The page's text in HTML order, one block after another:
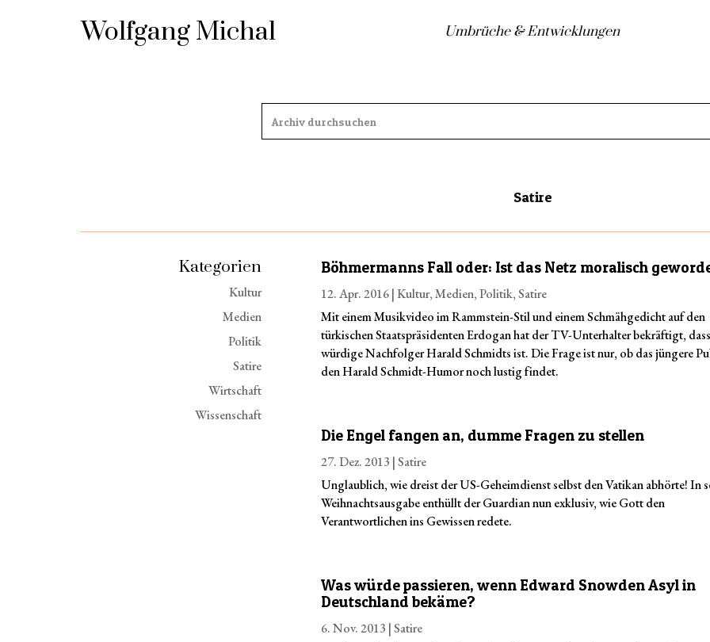
Wolfgang Michal Umbrüche & Entwicklungen
Satire
Kategorien
Kultur
Medien
Politik
Satire
Wirtschaft
Wissenschaft
Böhmermanns Fall oder: Ist das Netz moralisch
12. Apr. 2016|Kultur,Medien,Politik,Satire
Mit einem Musikvideo im Rammstein-Stil und einem Schmähgedicht auf den
türkischen Staatspräsidenten Erdogan hat der TV-Unterhalter bekräftigt,
würdige Nachfolger Harald Schmidts ist. Die Frage ist nur, ob das jüngere
den Harald Schmidt-Humor noch lustig findet.
Die Engel fangen an, dumme Fragen zu stellen
27. Dez. 2013 |Satire
Unglaublich, wie dreist der US-Geheimdienst selbst den Vatikan abhörte! In
Weihnachtsausgabe enthüllt der Guardian nun exklusiv, wie Gott den
Verantwortlichen ins Gewissen redete.
Was würde passieren, wenn Edward Snowden Asyl in
Deutschland bekäme?
6. Nov. 2013 |Satire